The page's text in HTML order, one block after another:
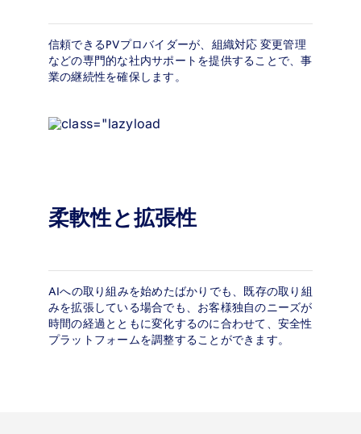
信頼できるPVプロバイダーが、組織対応 変更管理
などの専門的な社内サポートを提供することで、事
業の継続性を確保します。
柔軟性と拡張性
AIへの取り組みを始めたばかりでも、既存の取り組
みを拡張している場合でも、お客様独自のニーズが
時間の経過とともに変化するのに合わせて、安全性
プラットフォームを調整することができます。